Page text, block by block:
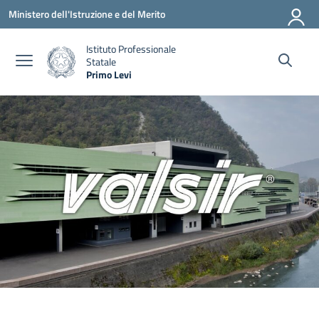
Vai ai contenuti
Vai al menu di navigazione
Vai al footer
Ministero dell'Istruzione e del Merito
Istituto Professionale
Statale
Primo Levi